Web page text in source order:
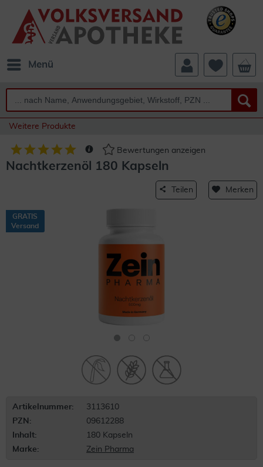
Menü
Weitere Produkte
Bewertungen anzeigen
Nachtkerzenöl 180 Kapseln
Teilen Merken
GRATIS
Versand
Artikelnummer:
3113610
PZN:
09612288
Inhalt:
180 Kapseln
Marke:
Zein Pharma